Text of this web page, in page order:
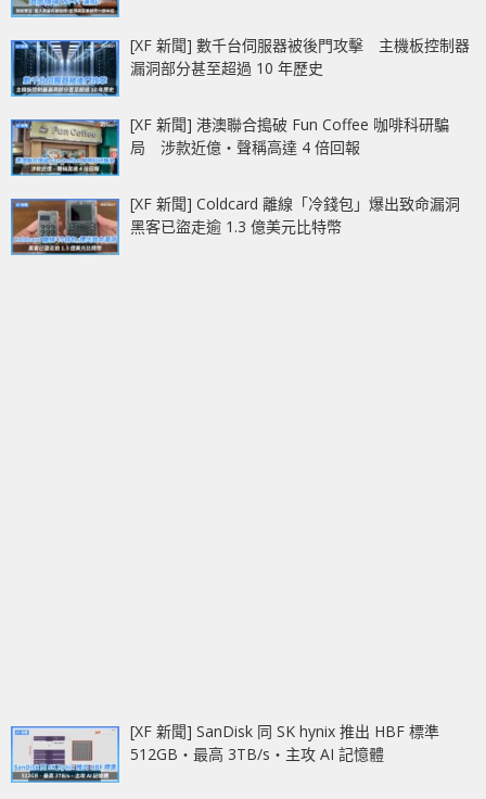
[XF 新聞] 數千台伺服器被後門攻擊 主機板控制器
漏洞部分甚至超過 10 年歷史
[XF 新聞] 港澳聯合搗破 Fun Coffee 咖啡科研騙
局 涉款近億‧聲稱高達 4 倍回報
[XF 新聞] Coldcard 離線「冷錢包」爆出致命漏洞
黑客已盜走逾 1.3 億美元比特幣
[XF 新聞] SanDisk 同 SK hynix 推出 HBF 標準
512GB‧最高 3TB/s‧主攻 AI 記憶體